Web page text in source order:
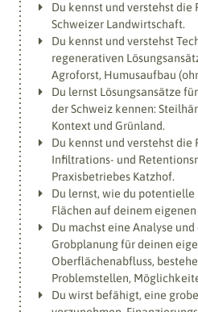
Eigene
Archiv
Du kennst und verstehst die
Schweizer Landwirtschaft.
Du kennst und verstehst
regenerativen
Agroforst, Humusaufbau
Du lernst Lösungsansätze
der Schweiz kennen:
Kontext und Grünland.
Du kennst und verstehst die
Infiltrations- und
Praxisbetriebes Katzhof.
Du lernst, wie du
Flächen auf deinem
Du machst eine Analyse
Grobplanung für deinen
Oberflächenabfluss,
Problemstellen,
Du wirst befähigt, eine